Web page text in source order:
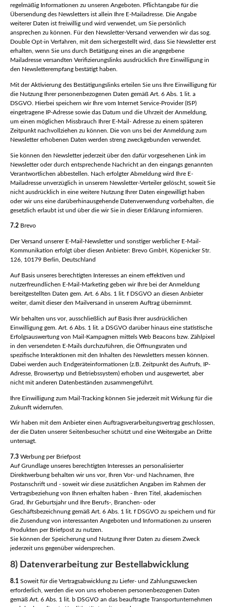
regelmäßig Informationen zu unseren Angeboten. Pflichtangabe für die
Übersendung des Newsletters ist allein Ihre E-Mailadresse. Die Angabe
weiterer Daten ist freiwillig und wird verwendet, um Sie persönlich
ansprechen zu können. Für den Newsletter-Versand verwenden wir das sog.
Double Opt-in Verfahren, mit dem sichergestellt wird, dass Sie Newsletter erst
erhalten, wenn Sie uns durch Betätigung eines an die angegebene
Mailadresse versandten Verifizierungslinks ausdrücklich Ihre Einwilligung in
den Newsletterempfang bestätigt haben.
Mit der Aktivierung des Bestätigungslinks erteilen Sie uns Ihre Einwilligung für
die Nutzung Ihrer personenbezogenen Daten gemäß Art. 6 Abs. 1 lit. a
DSGVO. Hierbei speichern wir Ihre vom Internet Service-Provider (ISP)
eingetragene IP-Adresse sowie das Datum und die Uhrzeit der Anmeldung,
um einen möglichen Missbrauch Ihrer E-Mail- Adresse zu einem späteren
Zeitpunkt nachvollziehen zu können. Die von uns bei der Anmeldung zum
Newsletter erhobenen Daten werden streng zweckgebunden verwendet.
Sie können den Newsletter jederzeit über den dafür vorgesehenen Link im
Newsletter oder durch entsprechende Nachricht an den eingangs genannten
Verantwortlichen abbestellen. Nach erfolgter Abmeldung wird Ihre E-
Mailadresse unverzüglich in unserem Newsletter-Verteiler gelöscht, soweit Sie
nicht ausdrücklich in eine weitere Nutzung Ihrer Daten eingewilligt haben
oder wir uns eine darüberhinausgehende Datenverwendung vorbehalten, die
gesetzlich erlaubt ist und über die wir Sie in dieser Erklärung informieren.
7.2 Brevo
Der Versand unserer E-Mail-Newsletter und sonstiger werblicher E-Mail-
Kommunikation erfolgt über diesen Anbieter: Brevo GmbH, Köpenicker Str.
126, 10179 Berlin, Deutschland
Auf Basis unseres berechtigten Interesses an einem effektiven und
nutzerfreundlichen E-Mail-Marketing geben wir Ihre bei der Anmeldung
bereitgestellten Daten gem. Art. 6 Abs. 1 lit. f DSGVO an diesen Anbieter
weiter, damit dieser den Mailversand in unserem Auftrag übernimmt.
Wir behalten uns vor, ausschließlich auf Basis Ihrer ausdrücklichen
Einwilligung gem. Art. 6 Abs. 1 lit. a DSGVO darüber hinaus eine statistische
Erfolgsauswertung von Mail-Kampagnen mittels Web Beacons bzw. Zählpixel
in den versendeten E-Mails durchzuführen, die Öffnungsraten und
spezifische Interaktionen mit den Inhalten des Newsletters messen können.
Dabei werden auch Endgeräteinformationen (z.B. Zeitpunkt des Aufrufs, IP-
Adresse, Browsertyp und Betriebssystem) erhoben und ausgewertet, aber
nicht mit anderen Datenbeständen zusammengeführt.
Ihre Einwilligung zum Mail-Tracking können Sie jederzeit mit Wirkung für die
Zukunft widerrufen.
Wir haben mit dem Anbieter einen Auftragsverarbeitungsvertrag geschlossen,
der die Daten unserer Seitenbesucher schützt und eine Weitergabe an Dritte
untersagt.
7.3 Werbung per Briefpost
Auf Grundlage unseres berechtigten Interesses an personalisierter
Direktwerbung behalten wir uns vor, Ihren Vor- und Nachnamen, Ihre
Postanschrift und - soweit wir diese zusätzlichen Angaben im Rahmen der
Vertragsbeziehung von Ihnen erhalten haben - Ihren Titel, akademischen
Grad, Ihr Geburtsjahr und Ihre Berufs-, Branchen- oder
Geschäftsbezeichnung gemäß Art. 6 Abs. 1 lit. f DSGVO zu speichern und für
die Zusendung von interessanten Angeboten und Informationen zu unseren
Produkten per Briefpost zu nutzen.
Sie können der Speicherung und Nutzung Ihrer Daten zu diesem Zweck
jederzeit uns gegenüber widersprechen.
8) Datenverarbeitung zur Bestellabwicklung
8.1 Soweit für die Vertragsabwicklung zu Liefer- und Zahlungszwecken
erforderlich, werden die von uns erhobenen personenbezogenen Daten
gemäß Art. 6 Abs. 1 lit. b DSGVO an das beauftragte Transportunternehmen